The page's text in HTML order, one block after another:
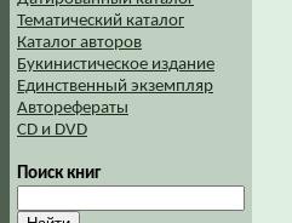
Тематический каталог
Каталог авторов
Букинистическое издание
Единственный экземпляр
Авторефераты
CD и DVD
Поиск книг